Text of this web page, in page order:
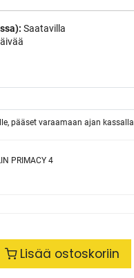
Saatavilla
pääset varaamaan ajan kassalla
PRIMACY 4
Lisää ostoskoriin